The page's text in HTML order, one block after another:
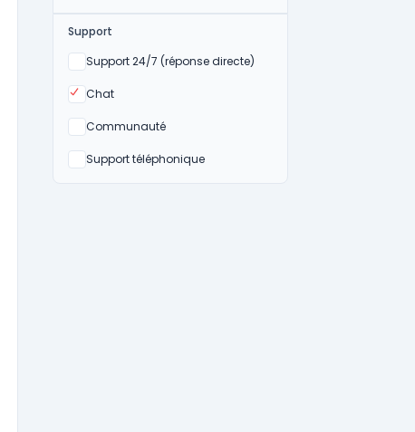
Support
Support 24/7 (réponse directe)
Non
Chat
Oui
Communauté
Non
Support téléphonique
Non